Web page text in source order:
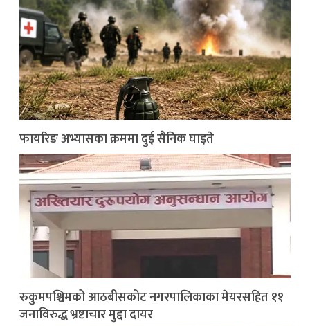
फायरिङ अभ्यासका क्रममा दुई सैनिक घाइते
रुकुमपश्चिमको आठबीसकोट नगरपालिकाका मेयरसहित ११
जनाविरुद्ध भ्रष्टाचार मुद्दा दायर